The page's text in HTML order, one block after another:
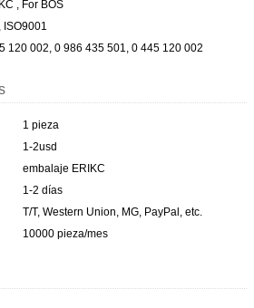
, For BOS
ISO9001
120 002, 0 986 435 501, 0 445 120 002
1 pieza
1-2usd
embalaje ERIKC
1-2 días
T/T, Western Union, MG, PayPal, etc.
10000 pieza/mes